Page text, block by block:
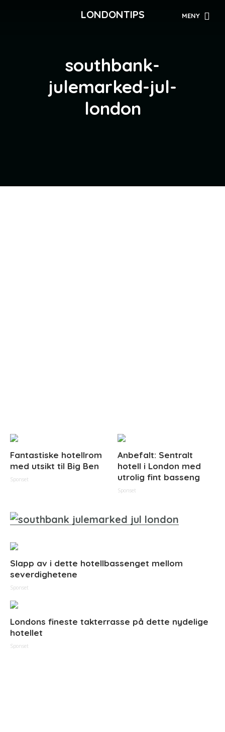
LONDONTIPS MENY
southbank-
julemarked-jul-
london
Fantastiske hotellrom
med utsikt til Big Ben
Sponset
Anbefalt: Sentralt
hotell i London med
utrolig fint basseng
Sponset
Slapp av i dette hotellbassenget mellom
severdighetene
Sponset
Londons fineste takterrasse på dette nydelige
hotellet
Sponset